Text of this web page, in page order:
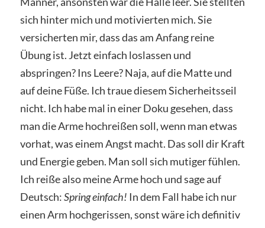
sich hinter mich und motivierten mich. Sie
versicherten mir, dass das am Anfang reine
Übung ist. Jetzt einfach loslassen und
abspringen? Ins Leere? Naja, auf die Matte und
auf deine Füße. Ich traue diesem Sicherheitsseil
nicht. Ich habe mal in einer Doku gesehen, dass
man die Arme hochreißen soll, wenn man etwas
vorhat, was einem Angst macht. Das soll dir Kraft
und Energie geben. Man soll sich mutiger fühlen.
Ich reiße also meine Arme hoch und sage auf
Deutsch:Spring einfach! In dem Fall habe ich nur
einen Arm hochgerissen, sonst wäre ich definitiv